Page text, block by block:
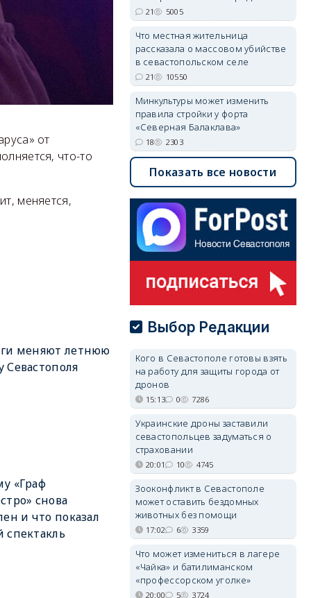
от
что-то
меняется,
меняют летнюю
Севастополя
«Граф
снова
и что показал
спектакль
21 5005
Что местная жительница
рассказала о массовом убийстве
в севастопольском селе
21 10550
Минкультуры может изменить
правила стройки у форта
«Северная Балаклава»
18 2303
Показать все новости
Выбор Редакции
Кого в Севастополе готовы взять
на работу для защиты города от
дронов
15:13 0 7286
Украинские дроны заставили
севастопольцев задуматься о
страховании
20:01 10 4745
Зооконфликт в Севастополе
может оставить бездомных
животных без помощи
17:02 6 3359
Что может измениться в лагере
«Чайка» и батилиманском
«профессорском уголке»
20:00 5 3724